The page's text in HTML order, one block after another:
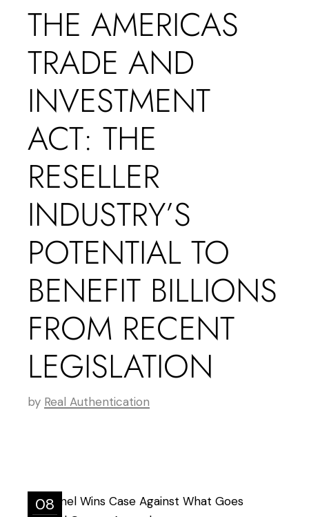
THE AMERICAS
TRADE AND
INVESTMENT
ACT: THE
RESELLER
INDUSTRY’S
POTENTIAL TO
BENEFIT BILLIONS
FROM RECENT
LEGISLATION
by Real Authentication
08